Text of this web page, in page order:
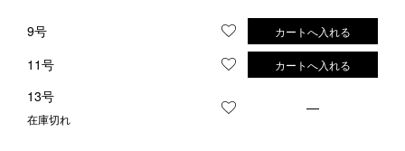
9号 お気に入りに登録する
カートへ入れる
11号 お気に入りに登録する
カートへ入れる
13号
在庫切れ お気に入りに登録する
—